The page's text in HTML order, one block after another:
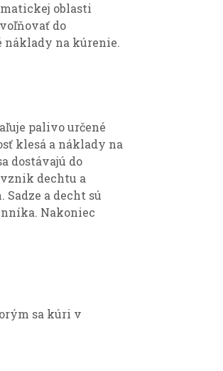
oblasti
do
náklady na kúrenie.
palivo určené
klesá a náklady na
dostávajú do
dechtu a
a decht sú
Nakoniec
sa kúri v